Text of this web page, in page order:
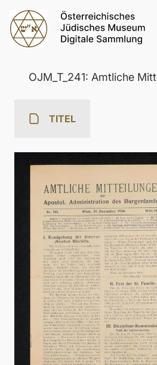
OJM_T_241: Amtliche
TITEL